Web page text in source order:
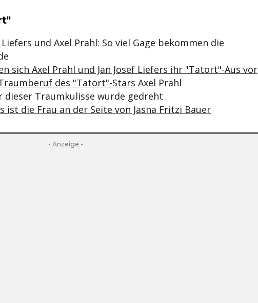
zum Inhalt
und Axel Prahl: So viel Gage bekommen die
sich Axel Prahl und Jan Josef Liefers ihr "Tatort"-Aus vor
des "Tatort"-Stars Axel Prahl
dieser Traumkulisse wurde gedreht
die Frau an der Seite von Jasna Fritzi Bauer
- Anzeige -